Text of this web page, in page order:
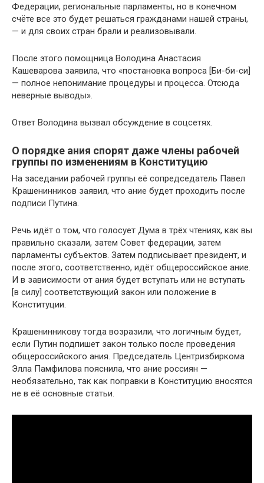
Федерации, региональные парламенты, но в конечном
счёте все это будет решаться гражданами нашей страны,
— и для своих стран брали и реализовывали.
После этого помощница Володина Анастасия
Кашеварова заявила, что «постановка вопроса [Би-би-си]
— полное непонимание процедуры и процесса. Отсюда
неверные выводы».
Ответ Володина вызвал обсуждение в соцсетях.
О порядке ания спорят даже члены рабочей
группы по изменениям в Конституцию
На заседании рабочей группы её сопредседатель Павел
Крашенинников заявил, что ание будет проходить после
подписи Путина.
Речь идёт о том, что голосует Дума в трёх чтениях, как вы
правильно сказали, затем Совет федерации, затем
парламенты субъектов. Затем подписывает президент, и
после этого, соответственно, идёт общероссийское ание.
И в зависимости от ания будет вступать или не вступать
[в силу] соответствующий закон или положение в
Конституции.
Крашенинникову тогда возразили, что логичным будет,
если Путин подпишет закон только после проведения
общероссийского ания. Председатель Центризбиркома
Элла Памфилова пояснила, что ание россиян —
необязательно, так как поправки в Конституцию вносятся
не в её основные статьи.